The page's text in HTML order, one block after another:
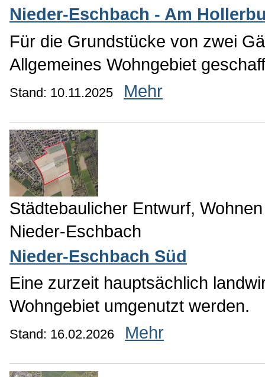
Nieder-Eschbach - Am
Für die Grundstücke von zwei
Allgemeines Wohngebiet
Stand: 10.11.2025 Mehr
Städtebaulicher Entwurf, Wohnen
Nieder-Eschbach
Nieder-Eschbach Süd
Eine zurzeit hauptsächlich
Wohngebiet umgenutzt werden.
Stand: 16.02.2026 Mehr